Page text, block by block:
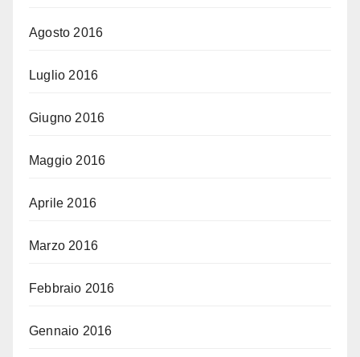
Agosto 2016
Luglio 2016
Giugno 2016
Maggio 2016
Aprile 2016
Marzo 2016
Febbraio 2016
Gennaio 2016